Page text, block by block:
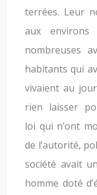
terrées. Leur
aux environs
nombreuses
habitants qui
vivaient au
rien laisser
loi qui n’ont
de l’autorité,
société avait
homme doté